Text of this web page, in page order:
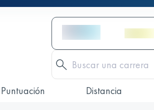
Puntuación Distancia